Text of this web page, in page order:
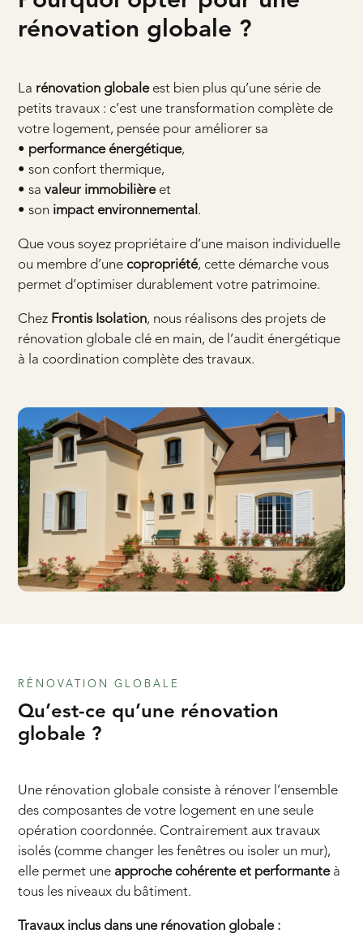
rénovation globale ?
La rénovation globaleest bien plus qu’une série de
petits travaux : c’est une transformation complète de
votre logement, pensée pour améliorer sa
• performance énergétique,
• son confort thermique,
• savaleur immobilièreet
• son impact environnemental .
Que vous soyez propriétaire d’une maison individuelle
ou membre d’une copropriété, cette démarche vous
permet d’optimiser durablement votre patrimoine.
Chez Frontis Isolation, nous réalisons des projets de
rénovation globale clé en main, de l’audit énergétique
à la coordination complète des travaux.
RÉNOVATION GLOBALE
Qu’est-ce qu’une rénovation
globale ?
Une rénovation globale consiste à rénover l’ensemble
des composantes de votre logement en une seule
opération coordonnée. Contrairement aux travaux
isolés (comme changer les fenêtres ou isoler un mur),
elle permet une approche cohérente et performanteà
tous les niveaux du bâtiment.
Travaux inclus dans une rénovation globale :